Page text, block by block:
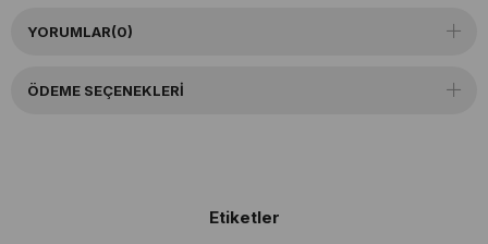
YORUMLAR(0)
ÖDEME SEÇENEKLERI
Etiketler